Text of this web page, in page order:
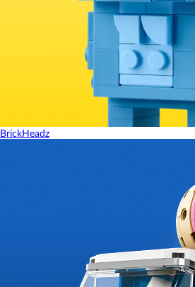
BrickHeadz